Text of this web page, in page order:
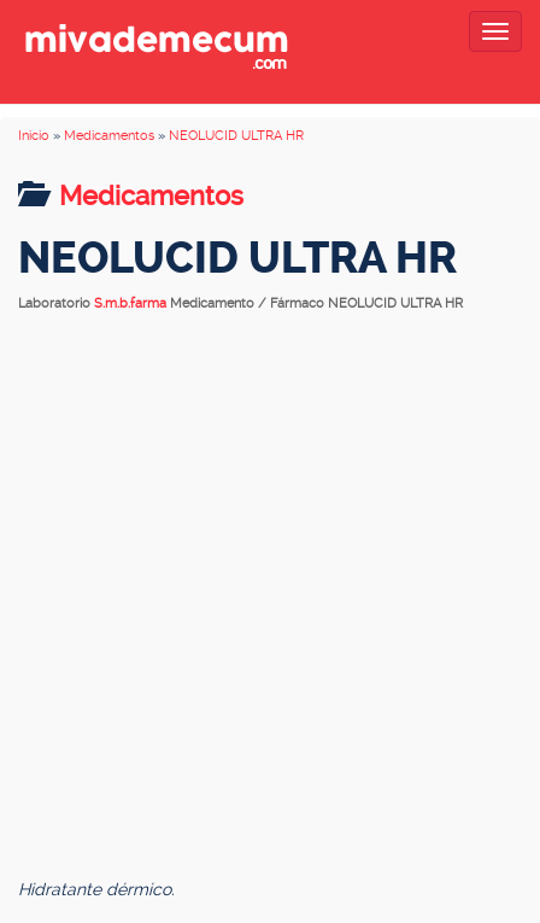
Inicio » Medicamentos » NEOLUCID ULTRA HR
Medicamentos
NEOLUCID ULTRA HR
Laboratorio S.m.b.farma Medicamento / Fármaco NEOLUCID ULTRA HR
Hidratante dérmico.